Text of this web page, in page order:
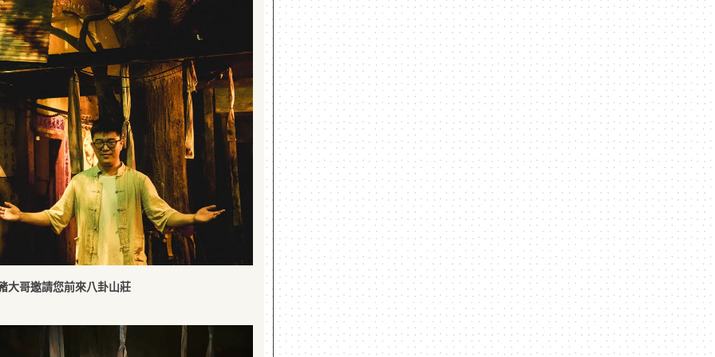
大哥邀請您前來八卦山莊